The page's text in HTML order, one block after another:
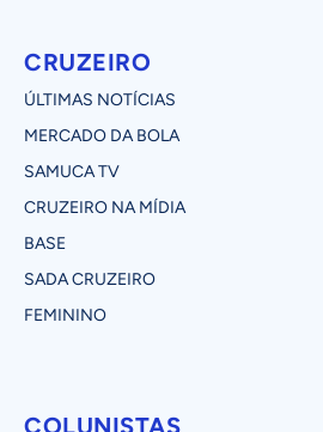
CRUZEIRO
ÚLTIMAS NOTÍCIAS
MERCADO DA BOLA
SAMUCA TV
CRUZEIRO NA MÍDIA
BASE
SADA CRUZEIRO
FEMININO
COLUNISTAS